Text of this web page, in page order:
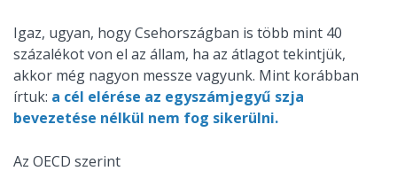
Igaz, ugyan, hogy Csehországban is több mint 40
százalékot von el az állam, ha az átlagot tekintjük,
akkor még nagyon messze vagyunk. Mint korábban
írtuk: a cél elérése az egyszámjegyű szja
bevezetése nélkül nem fog sikerülni.
Az OECD szerint